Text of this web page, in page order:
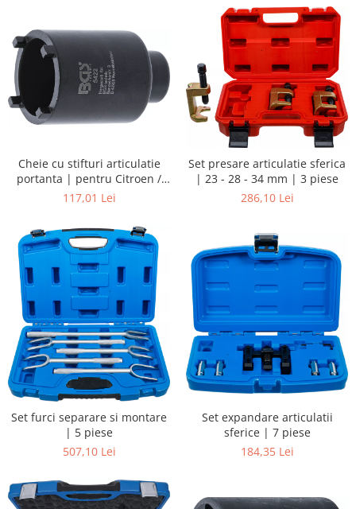
Cheie cu stifturi articulatie
portanta | pentru Citroen /
Peugeot
117,01 Lei
Set presare articulatie sferica
| 23 - 28 - 34 mm | 3 piese
286,10 Lei
Set furci separare si montare
| 5 piese
507,10 Lei
Set expandare articulatii
sferice | 7 piese
184,35 Lei